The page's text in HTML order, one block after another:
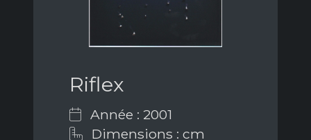
Riflex
Année : 2001
Dimensions : cm